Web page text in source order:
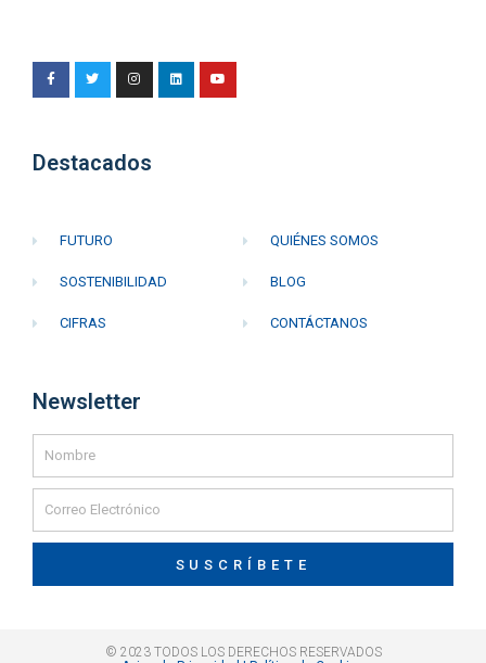
Destacados
FUTURO
SOSTENIBILIDAD
CIFRAS
QUIÉNES SOMOS
BLOG
CONTÁCTANOS
Newsletter
SUSCRÍBETE
© 2023 TODOS LOS DERECHOS RESERVADOS